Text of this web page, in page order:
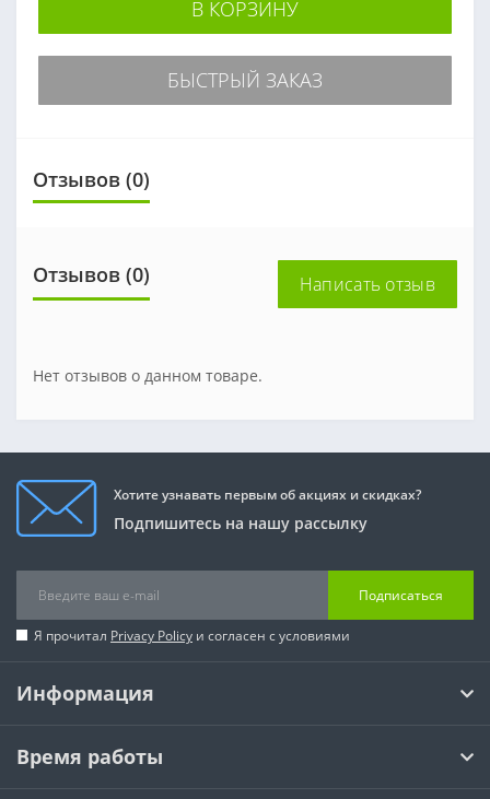
В КОРЗИНУ
БЫСТРЫЙ ЗАКАЗ
Отзывов (0)
Отзывов (0) Написать отзыв
Нет отзывов о данном товаре.
Хотите узнавать первым об акциях и скидках?
Подпишитесь на нашу рассылку
Подписаться
Я прочитал Privacy Policy и согласен с условиями
Информация
Время работы